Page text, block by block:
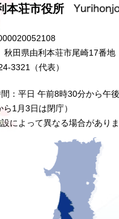
本荘市役所
田県由利本荘市尾崎17番地
3321（代表）
：平日 午前8時30分から午
ら1月3日は閉庁）
によって異なる場合がありま